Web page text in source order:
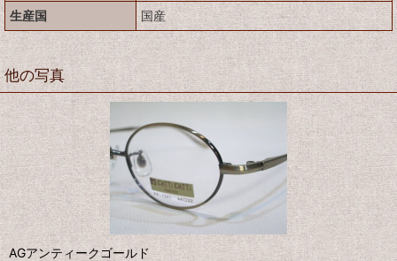
生産国 国産
他の写真
AGアンティークゴールド